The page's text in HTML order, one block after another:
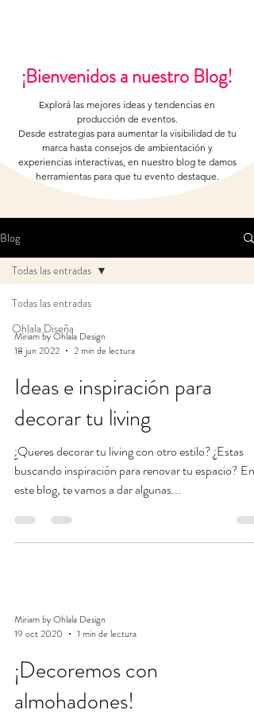
¡Bienvenidos a nuestro Blog!
Explorá las mejores ideas y tendencias en
producción de eventos.
Desde estrategias para aumentar la visibilidad de tu
marca hasta consejos de ambientación y
experiencias interactivas, en nuestro blog te damos
herramientas para que tu evento destaque.
Blog
Todas las entradas
Ohlala Diseña
Todas las entradas
Miriam by Ohlala Design
18 jun 2022
2 min de lectura
Ideas e inspiración para
decorar tu living
¿Queres decorar tu living con otro estilo? ¿Estas
buscando inspiración para renovar tu espacio? En
este blog, te vamos a dar algunas...
Miriam by Ohlala Design
19 oct 2020
1 min de lectura
¡Decoremos con
almohadones!